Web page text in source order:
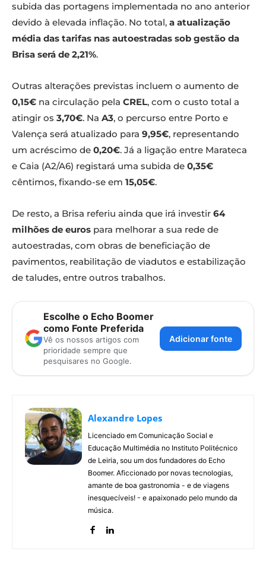
subida das portagens implementada no ano anterior
devido à elevada inflação. No total, a atualização
média das tarifas nas autoestradas sob gestão da
Brisa será de 2,21%.
Outras alterações previstas incluem o aumento de
0,15€ na circulação pela CREL, com o custo total a
atingir os 3,70€. Na A3, o percurso entre Porto e
Valença será atualizado para 9,95€, representando
um acréscimo de 0,20€. Já a ligação entre Marateca
e Caia (A2/A6) registará uma subida de 0,35€
cêntimos, fixando-se em 15,05€.
De resto, a Brisa referiu ainda que irá investir 64
milhões de euros para melhorar a sua rede de
autoestradas, com obras de beneficiação de
pavimentos, reabilitação de viadutos e estabilização
de taludes, entre outros trabalhos.
Escolhe o Echo Boomer
como Fonte Preferida
Vê os nossos artigos com
prioridade sempre que
pesquisares no Google.
Adicionar fonte
Alexandre Lopes
Licenciado em Comunicação Social e
Educação Multimédia no Instituto Politécnico
de Leiria, sou um dos fundadores do Echo
Boomer. Aficcionado por novas tecnologias,
amante de boa gastronomia - e de viagens
inesquecíveis! - e apaixonado pelo mundo da
música.